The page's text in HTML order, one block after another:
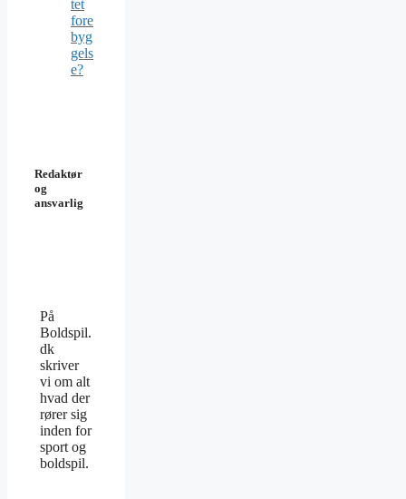
tet
fore
byg
gels
e?
Redaktør
og
ansvarlig
På
Boldspil.
dk
skriver
vi om alt
hvad der
rører sig
inden for
sport og
boldspil.